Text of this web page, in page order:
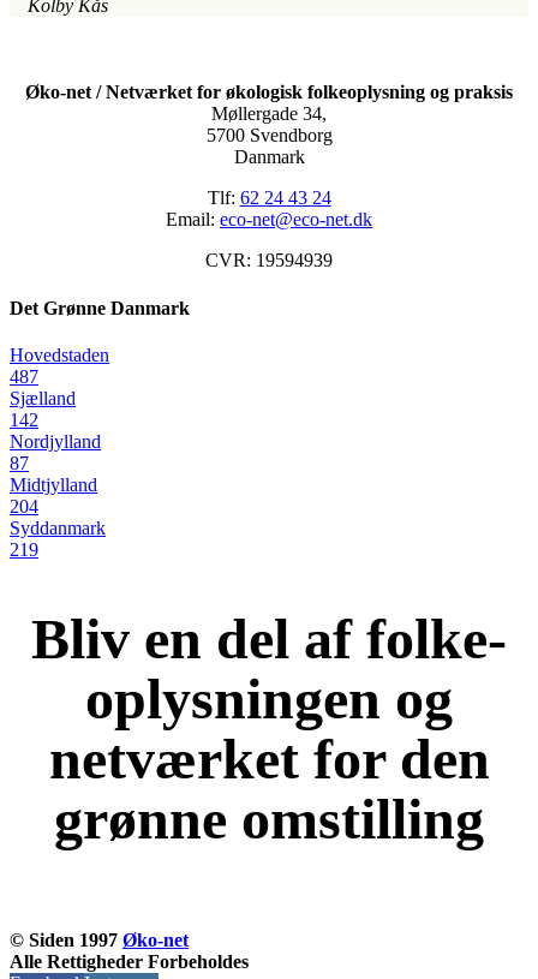
Kolby Kås
Øko-net / Netværket for økologisk folkeoplysning og praksis
Møllergade 34,
5700 Svendborg
Danmark
Tlf: 62 24 43 24
Email: eco-net@eco-net.dk
CVR: 19594939
Det Grønne Danmark
Hovedstaden
487
Sjælland
142
Nordjylland
87
Midtjylland
204
Syddanmark
219
Bliv en del af folke-
oplysningen og
netværket for den
grønne omstilling
© Siden 1997 Øko-net
Alle Rettigheder Forbeholdes